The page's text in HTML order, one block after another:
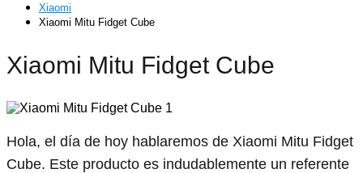
Xiaomi
Xiaomi Mitu Fidget Cube
Xiaomi Mitu Fidget Cube
Hola, el día de hoy hablaremos de Xiaomi Mitu Fidget
Cube. Este producto es indudablemente un referente